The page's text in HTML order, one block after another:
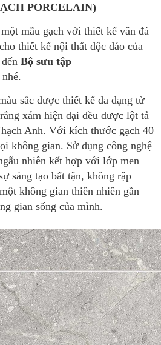
PORCELAIN)
mẫu gạch với thiết kế vân đá
thiết kế nội thất độc đáo của
Bộ sưu tập
sắc được thiết kế đa dạng từ
xám hiện đại đều được lột tả
Anh. Với kích thước gạch 40
không gian. Sử dụng công nghệ
nhiên kết hợp với lớp men
sáng tạo bất tận, không rập
không gian thiên nhiên gần
gian sống của mình.